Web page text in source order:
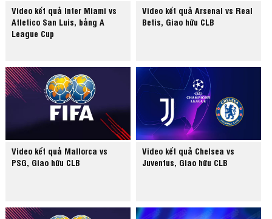
Video kết quả Inter Miami vs
Atletico San Luis, bảng A
League Cup
Video kết quả Arsenal vs Real
Betis, Giao hữu CLB
Video kết quả Mallorca vs
PSG, Giao hữu CLB
Video kết quả Chelsea vs
Juventus, Giao hữu CLB